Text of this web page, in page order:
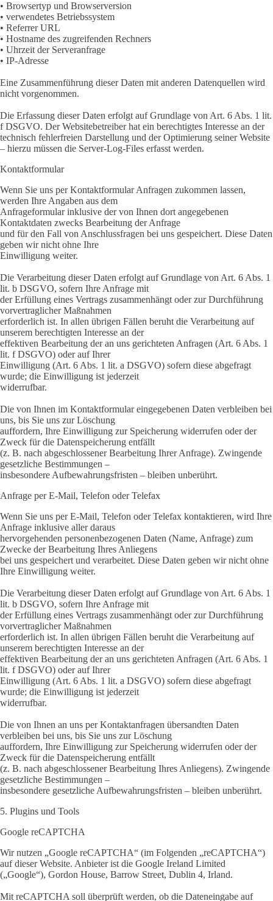
• Browsertyp und Browserversion
• verwendetes Betriebssystem
• Referrer URL
• Hostname des zugreifenden Rechners
• Uhrzeit der Serveranfrage
• IP-Adresse
Eine Zusammenführung dieser Daten mit anderen Datenquellen wird
nicht vorgenommen.
Die Erfassung dieser Daten erfolgt auf Grundlage von Art. 6 Abs. 1 lit.
f DSGVO. Der Websitebetreiber hat ein berechtigtes Interesse an der
technisch fehlerfreien Darstellung und der Optimierung seiner Website
– hierzu müssen die Server-Log-Files erfasst werden.
Kontaktformular
Wenn Sie uns per Kontaktformular Anfragen zukommen lassen,
werden Ihre Angaben aus dem
Anfrageformular inklusive der von Ihnen dort angegebenen
Kontaktdaten zwecks Bearbeitung der Anfrage
und für den Fall von Anschlussfragen bei uns gespeichert. Diese Daten
geben wir nicht ohne Ihre
Einwilligung weiter.
Die Verarbeitung dieser Daten erfolgt auf Grundlage von Art. 6 Abs. 1
lit. b DSGVO, sofern Ihre Anfrage mit
der Erfüllung eines Vertrags zusammenhängt oder zur Durchführung
vorvertraglicher Maßnahmen
erforderlich ist. In allen übrigen Fällen beruht die Verarbeitung auf
unserem berechtigten Interesse an der
effektiven Bearbeitung der an uns gerichteten Anfragen (Art. 6 Abs. 1
lit. f DSGVO) oder auf Ihrer
Einwilligung (Art. 6 Abs. 1 lit. a DSGVO) sofern diese abgefragt
wurde; die Einwilligung ist jederzeit
widerrufbar.
Die von Ihnen im Kontaktformular eingegebenen Daten verbleiben bei
uns, bis Sie uns zur Löschung
auffordern, Ihre Einwilligung zur Speicherung widerrufen oder der
Zweck für die Datenspeicherung entfällt
(z. B. nach abgeschlossener Bearbeitung Ihrer Anfrage). Zwingende
gesetzliche Bestimmungen –
insbesondere Aufbewahrungsfristen – bleiben unberührt.
Anfrage per E-Mail, Telefon oder Telefax
Wenn Sie uns per E-Mail, Telefon oder Telefax kontaktieren, wird Ihre
Anfrage inklusive aller daraus
hervorgehenden personenbezogenen Daten (Name, Anfrage) zum
Zwecke der Bearbeitung Ihres Anliegens
bei uns gespeichert und verarbeitet. Diese Daten geben wir nicht ohne
Ihre Einwilligung weiter.
Die Verarbeitung dieser Daten erfolgt auf Grundlage von Art. 6 Abs. 1
lit. b DSGVO, sofern Ihre Anfrage mit
der Erfüllung eines Vertrags zusammenhängt oder zur Durchführung
vorvertraglicher Maßnahmen
erforderlich ist. In allen übrigen Fällen beruht die Verarbeitung auf
unserem berechtigten Interesse an der
effektiven Bearbeitung der an uns gerichteten Anfragen (Art. 6 Abs. 1
lit. f DSGVO) oder auf Ihrer
Einwilligung (Art. 6 Abs. 1 lit. a DSGVO) sofern diese abgefragt
wurde; die Einwilligung ist jederzeit
widerrufbar.
Die von Ihnen an uns per Kontaktanfragen übersandten Daten
verbleiben bei uns, bis Sie uns zur Löschung
auffordern, Ihre Einwilligung zur Speicherung widerrufen oder der
Zweck für die Datenspeicherung entfällt
(z. B. nach abgeschlossener Bearbeitung Ihres Anliegens). Zwingende
gesetzliche Bestimmungen –
insbesondere gesetzliche Aufbewahrungsfristen – bleiben unberührt.
5. Plugins und Tools
Google reCAPTCHA
Wir nutzen „Google reCAPTCHA“ (im Folgenden „reCAPTCHA“)
auf dieser Website. Anbieter ist die Google Ireland Limited
(„Google“), Gordon House, Barrow Street, Dublin 4, Irland.
Mit reCAPTCHA soll überprüft werden, ob die Dateneingabe auf